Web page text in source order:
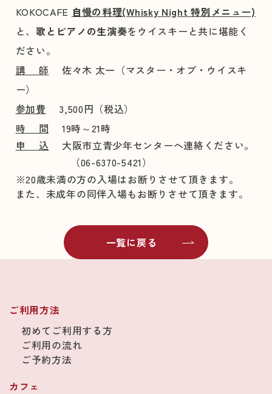
KOKOCAFE 自慢の料理(Whisky Night 特別メニュー)
と、 歌とピアノの生演奏をウイスキーと共に堪能く
ださい。
講 師 佐々木 太一（マスター・オブ・ウイスキ
ー）
参加費 3,500円（税込）
時 間 19時～21時
申 込 大阪市立青少年センターへ連絡ください。
（06-6370-5421）
※20歳未満の方の入場はお断りさせて頂きます。
また、 未成年の同伴入場もお断りさせて頂きます。
一覧に戻る
ご利用方法
初めてご利用する方
ご利用の流れ
ご予約方法
カフェ